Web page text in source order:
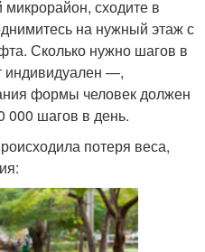
сходите в
на нужный этаж с
Сколько нужно шагов в
индивидуален —,
формы человек должен
000 шагов в день.
потеря веса,